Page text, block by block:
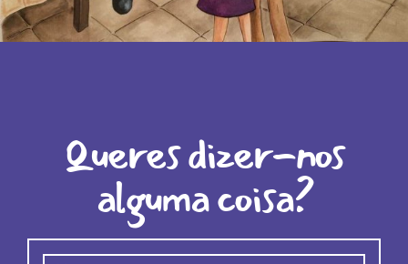
Queres dizer-nos
alguma coisa?